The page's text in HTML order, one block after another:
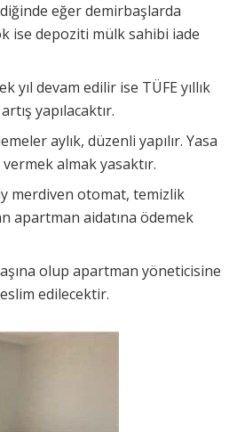
eğer demirbaşlarda
ise depoziti mülk sahibi iade
yıl devam edilir ise TÜFE yıllık
yapılacaktır.
aylık, düzenli yapılır. Yasa
almak yasaktır.
merdiven otomat, temizlik
apartman aidatına ödemek
olup apartman yöneticisine
edilecektir.